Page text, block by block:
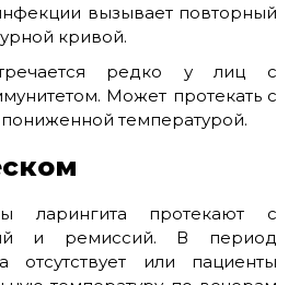
вызывает повторный
кривой.
редко у лиц с
Может протекать с
температурой.
ларингита протекают с
и ремиссий. В период
отсутствует или пациенты